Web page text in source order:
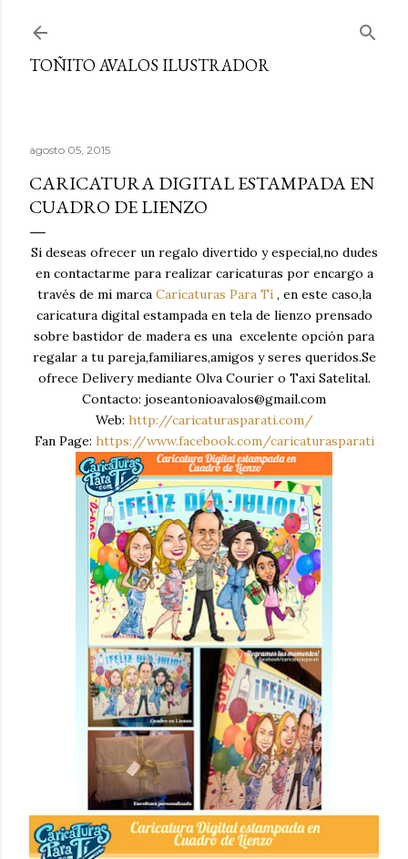
TOÑITO AVALOS ILUSTRADOR
agosto 05, 2015
CARICATURA DIGITAL ESTAMPADA EN
CUADRO DE LIENZO
Si deseas ofrecer un regalo divertido y especial,no dudes
en contactarme para realizar caricaturas por encargo a
través de mi marca Caricaturas Para Tí, en este caso,la
caricatura digital estampada en tela de lienzo prensado
sobre bastidor de madera es una excelente opción para
regalar a tu pareja,familiares,amigos y seres queridos.Se
ofrece Delivery mediante Olva Courier o Taxi Satelital.
Contacto: joseantonioavalos@gmail.com
Web: http://caricaturasparati.com/
Fan Page: https://www.facebook.com/caricaturasparati